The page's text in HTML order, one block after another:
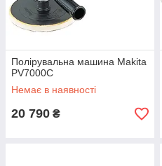
Полірувальна машина Makita
PV7000C
Немає в наявності
20 790 ₴